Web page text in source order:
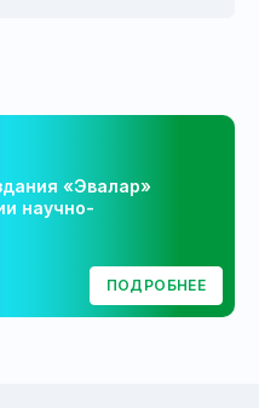
«Эвалар»
научно-
ПОДРОБНЕЕ